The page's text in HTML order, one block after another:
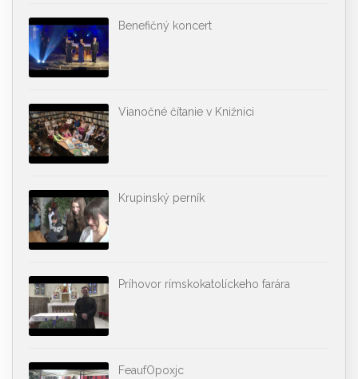
Benefičný koncert
Vianočné čítanie v Knižnici
Krupinský perník
Príhovor rímskokatolíckeho farára
FeaufOpoxjc